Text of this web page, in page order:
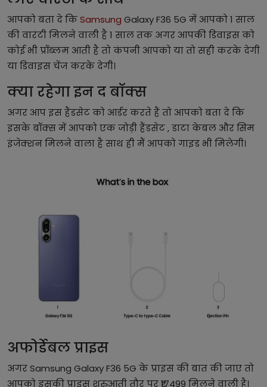
आपको बता दे किSamsung Galaxy F36 5G में आपको 1 साल
की वारंटी मिलने वाली है 1 साल तक अगर आपकी डिवाइस को
कोई भी प्रॉब्लम आती है तो कंपनी आपको या तो सही करके देगी
या डिवाइस चेंज करके देगी।
क्या रहेगा इन द बॉक्स
अगर आप इस हैंडसेट को आर्डर करते हैं तो आपको बता दे कि
इसके बॉक्स में आपको एक जोड़ी हैंडसेट , डाटा केबल और सिम
इंजेक्शन मिलने वाला है साथ ही मैं आपको गाइड भी मिलेगी।
अफोर्डेबल प्राइस
अगर Samsung Galaxy F36 5G के प्राइस की बात की जाए तो
आपको इसकी प्राइस शुरुआती तौर पर ₹17499 मिलने वाली है।